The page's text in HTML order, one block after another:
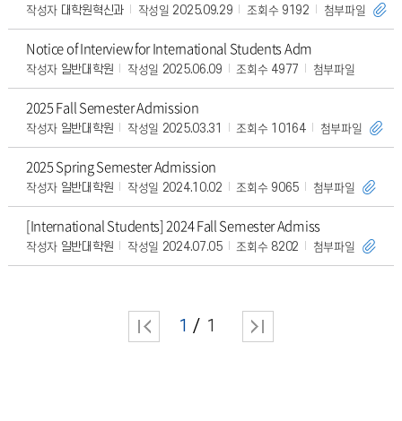
작성자 대학원혁신과 작성일 2025.09.29 조회수 9192 첨부파일
Notice of Interview for International Students Adm
작성자 일반대학원 작성일 2025.06.09 조회수 4977 첨부파일
2025 Fall Semester Admission
작성자 일반대학원 작성일 2025.03.31 조회수 10164 첨부파일
2025 Spring Semester Admission
작성자 일반대학원 작성일 2024.10.02 조회수 9065 첨부파일
[International Students] 2024 Fall Semester Admiss
작성자 일반대학원 작성일 2024.07.05 조회수 8202 첨부파일
1 1